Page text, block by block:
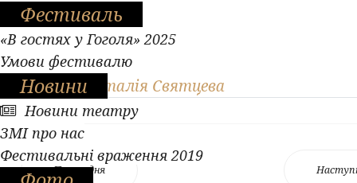
Фестиваль
«В гостях у Гоголя» 2025
Умови фестивалю
Новини
Новини театру
ЗМІ про нас
Фестивальні враження 2019
Автор - Наталія Святцева
Попередня